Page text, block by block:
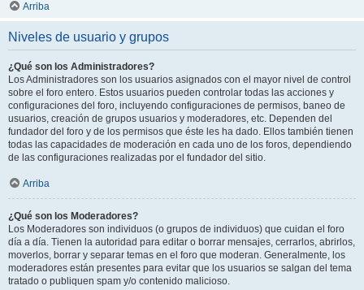
Arriba
Niveles de usuario y grupos
¿Qué son los Administradores?
Los Administradores son los usuarios asignados con el mayor nivel de control
sobre el foro entero. Estos usuarios pueden controlar todas las acciones y
configuraciones del foro, incluyendo configuraciones de permisos, baneo de
usuarios, creación de grupos usuarios y moderadores, etc. Dependen del
fundador del foro y de los permisos que éste les ha dado. Ellos también tienen
todas las capacidades de moderación en cada uno de los foros, dependiendo
de las configuraciones realizadas por el fundador del sitio.
Arriba
¿Qué son los Moderadores?
Los Moderadores son individuos (o grupos de individuos) que cuidan el foro
día a día. Tienen la autoridad para editar o borrar mensajes, cerrarlos, abrirlos,
moverlos, borrar y separar temas en el foro que moderan. Generalmente, los
moderadores están presentes para evitar que los usuarios se salgan del tema
tratado o publiquen spam y/o contenido malicioso.